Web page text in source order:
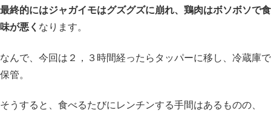
最終的にはジャガイモはグズグズに崩れ、鶏肉はボソボソで食
味が悪く なります。
なんで、今回は２，３時間経ったらタッパーに移し、冷蔵庫で
保管。
そうすると、食べるたびにレンチンする手間はあるものの、